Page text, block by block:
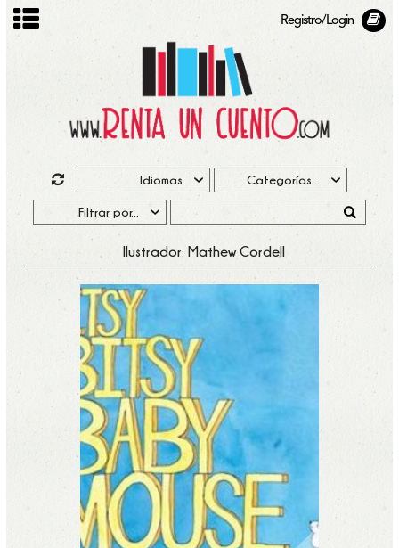
Registro/Login
Ilustrador: Mathew Cordell